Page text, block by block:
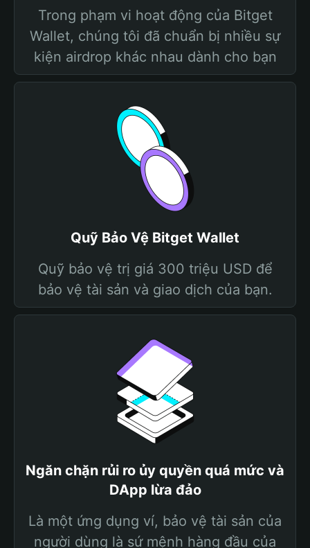
Trong phạm vi hoạt động của Bitget
Wallet, chúng tôi đã chuẩn bị nhiều sự
kiện airdrop khác nhau dành cho bạn
Quỹ Bảo Vệ Bitget Wallet
Quỹ bảo vệ trị giá 300 triệu USD để
bảo vệ tài sản và giao dịch của bạn.
Ngăn chặn rủi ro ủy quyền quá mức và
DApp lừa đảo
Là một ứng dụng ví, bảo vệ tài sản của
người dùng là sứ mệnh hàng đầu của